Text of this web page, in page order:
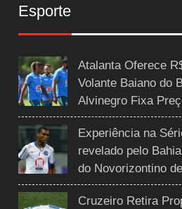
Esporte
Atalanta Oferece
Volante Baiano do
Alvinegro Fixa
Experiência na
revelado pelo
do Novorizontino
Cruzeiro Retira